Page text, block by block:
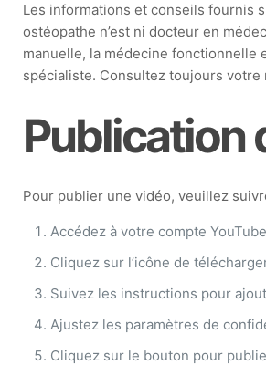
Les informations et conseils fournis
ostéopathe n’est ni docteur en
manuelle, la médecine
spécialiste. Consultez toujours
Publication
Pour publier une vidéo, veuillez
Accédez à votre compte
Cliquez sur l’icône de
Suivez les instructions pour
Ajustez les paramètres de
Cliquez sur le bouton pour